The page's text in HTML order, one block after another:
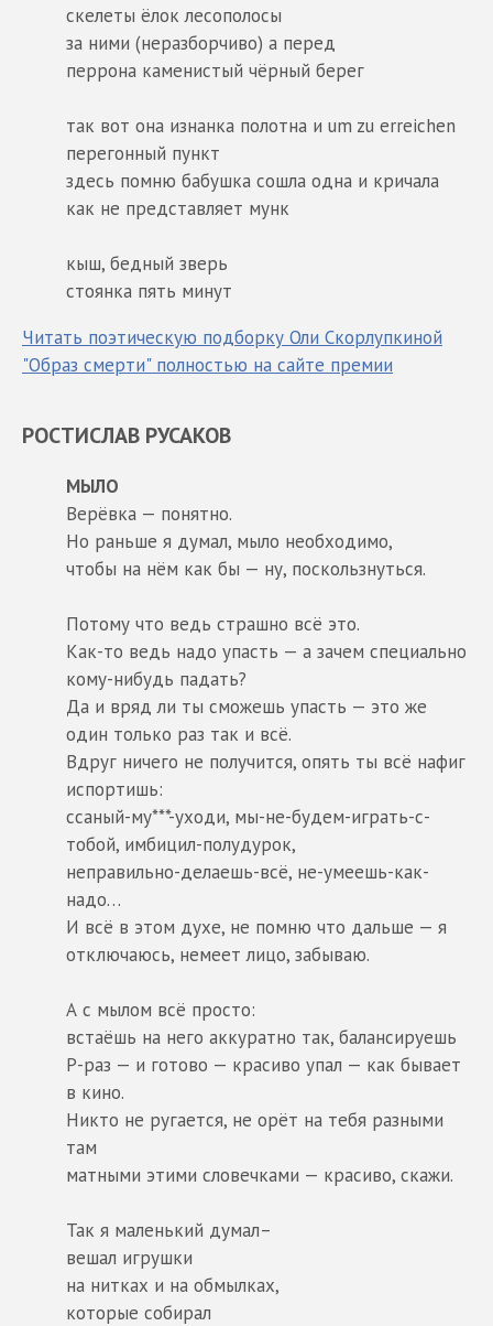
скелеты ёлок лесополосы
за ними (неразборчиво) а перед
перрона каменистый чёрный берег
так вот она изнанка полотна и um zu erreichen
перегонный пункт
здесь помню бабушка сошла одна и кричала
как не представляет мунк
кыш, бедный зверь
стоянка пять минут
Читать поэтическую подборку Оли Скорлупкиной
"Образ смерти" полностью на сайте премии
РОСТИСЛАВ РУСАКОВ
МЫЛО
Верёвка — понятно.
Но раньше я думал, мыло необходимо,
чтобы на нём как бы — ну, поскользнуться.
Потому что ведь страшно всё это.
Как-то ведь надо упасть — а зачем специально
кому-нибудь падать?
Да и вряд ли ты сможешь упасть — это же
один только раз так и всё.
Вдруг ничего не получится, опять ты всё нафиг
испортишь:
ссаный-му***-уходи, мы-не-будем-играть-с-
тобой, имбицил-полудурок,
неправильно-делаешь-всё, не-умеешь-как-
надо…
И всё в этом духе, не помню что дальше — я
отключаюсь, немеет лицо, забываю.
А с мылом всё просто:
встаёшь на него аккуратно так, балансируешь
Р-раз — и готово — красиво упал — как бывает
в кино.
Никто не ругается, не орёт на тебя разными
там
матными этими словечками — красиво, скажи.
Так я маленький думал–
вешал игрушки
на нитках и на обмылках,
которые собирал